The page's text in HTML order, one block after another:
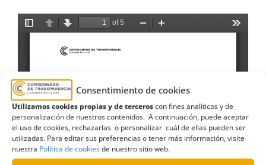
Consentimiento de cookies
Utilizamos cookies propias y de terceroscon fines analíticos y de
personalización de nuestros contenidos. A continuación, puede aceptar
el uso de cookies, rechazarlas o personalizar cuál de ellas pueden ser
utilizadas. Para editar sus preferencias o tener más información, visite
nuestra Política de cookiesde nuestro sitio web.